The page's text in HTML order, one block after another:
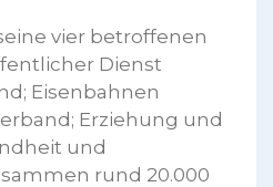
vier betroffenen
Dienst
Eisenbahnen
Erziehung und
und
rund 20.000